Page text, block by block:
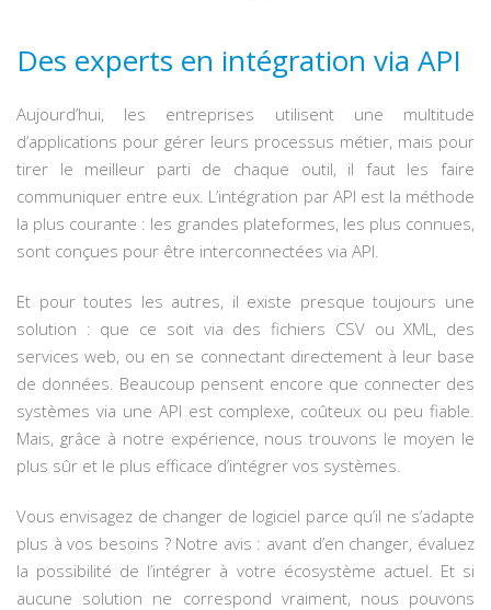
Des experts en intégration via API
Aujourd’hui, les entreprises utilisent une multitude
d’applications pour gérer leurs processus métier, mais pour
tirer le meilleur parti de chaque outil, il faut les faire
communiquer entre eux. L’intégration par API est la méthode
la plus courante : les grandes plateformes, les plus connues,
sont conçues pour être interconnectées via API.
Et pour toutes les autres, il existe presque toujours une
solution : que ce soit via des fichiers CSV ou XML, des
services web, ou en se connectant directement à leur base
de données. Beaucoup pensent encore que connecter des
systèmes via une API est complexe, coûteux ou peu fiable.
Mais, grâce à notre expérience, nous trouvons le moyen le
plus sûr et le plus efficace d’intégrer vos systèmes.
Vous envisagez de changer de logiciel parce qu’il ne s’adapte
plus à vos besoins ? Notre avis : avant d’en changer, évaluez
la possibilité de l’intégrer à votre écosystème actuel. Et si
aucune solution ne correspond vraiment, nous pouvons